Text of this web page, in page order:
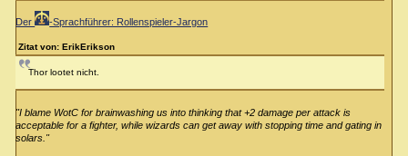
Der -Sprachführer: Rollenspieler-Jargon
Zitat von: ErikErikson
Thor lootet nicht.
"I blame WotC for brainwashing us into thinking that +2 damage per attack is
acceptable for a fighter, while wizards can get away with stopping time and gating in
solars."